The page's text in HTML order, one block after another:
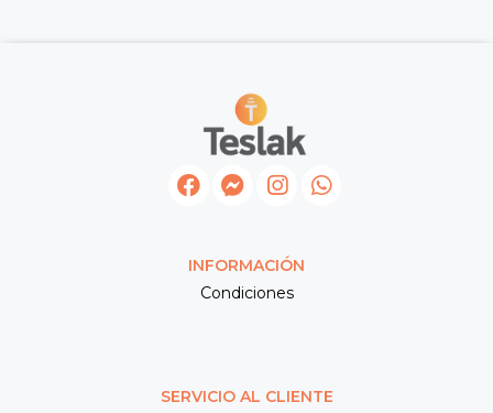
INFORMACIÓN
Condiciones
SERVICIO AL CLIENTE